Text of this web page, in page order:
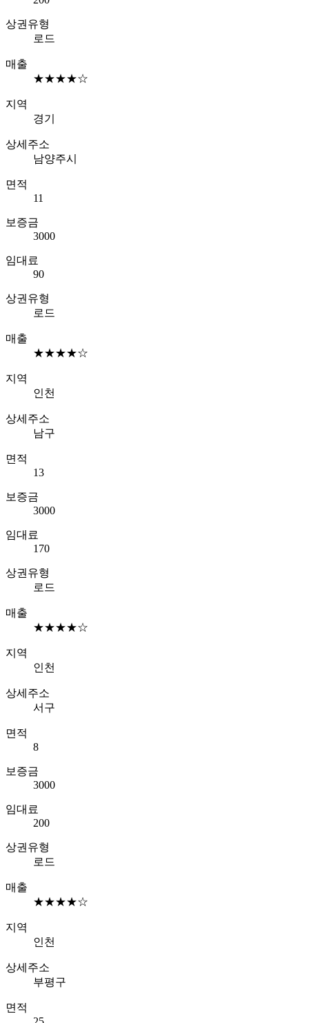
상권유형
로드
매출
★★★★☆
지역
경기
상세주소
남양주시
면적
11
보증금
3000
임대료
90
상권유형
로드
매출
★★★★☆
지역
인천
상세주소
남구
면적
13
보증금
3000
임대료
170
상권유형
로드
매출
★★★★☆
지역
인천
상세주소
서구
면적
8
보증금
3000
임대료
200
상권유형
로드
매출
★★★★☆
지역
인천
상세주소
부평구
면적